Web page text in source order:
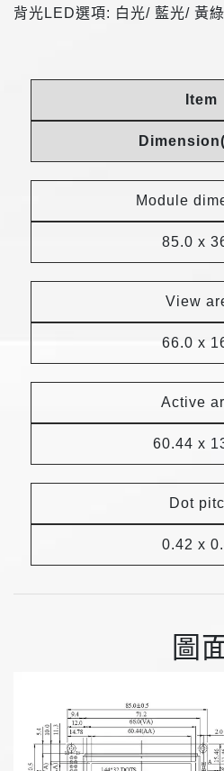
背光LED選項: 白光/ 藍光/ 黃
Item
Module
85.0 x
View
66.0 x
Active
60.44 x
Dot
0.42 x
圖